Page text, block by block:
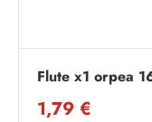
Flute x1 orpea
1,79 €